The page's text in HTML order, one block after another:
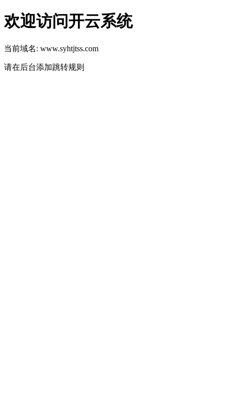
欢迎访问开云系统
当前域名: www.syhtjtss.com
请在后台添加跳转规则